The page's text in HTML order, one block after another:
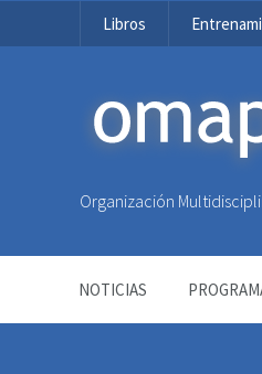
Libros
OMAPA
Organización
NOTICIAS